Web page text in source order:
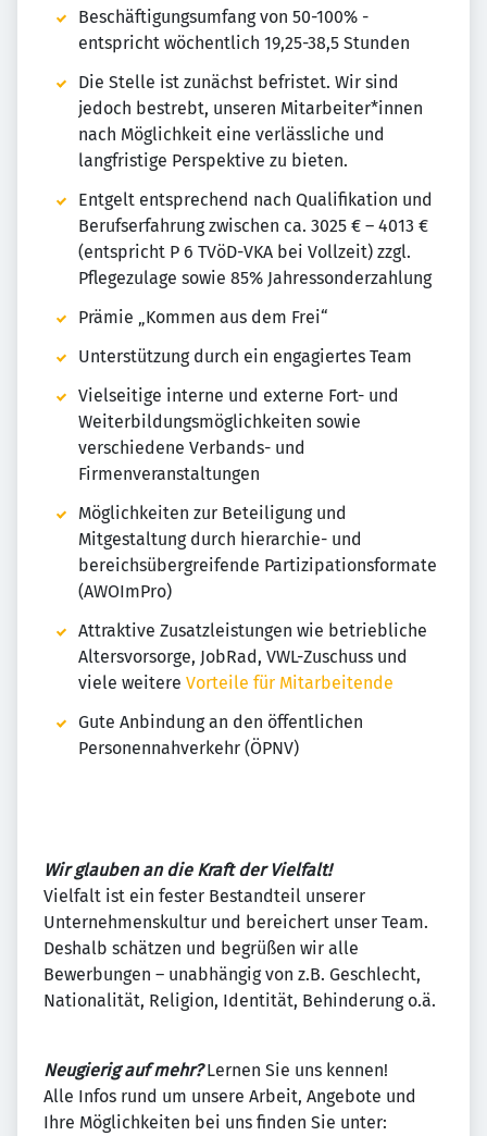
Beschäftigungsumfang von 50-100% -
entspricht wöchentlich 19,25-38,5 Stunden
Die Stelle ist zunächst befristet. Wir sind
jedoch bestrebt, unseren Mitarbeiter*innen
nach Möglichkeit eine verlässliche und
langfristige Perspektive zu bieten.
Entgelt entsprechend nach Qualifikation und
Berufserfahrung zwischen ca. 3025 € – 4013 €
(entspricht P 6 TVöD-VKA bei Vollzeit) zzgl.
Pflegezulage sowie 85% Jahressonderzahlung
Prämie „Kommen aus dem Frei“
Unterstützung durch ein engagiertes Team
Vielseitige interne und externe Fort- und
Weiterbildungsmöglichkeiten sowie
verschiedene Verbands- und
Firmenveranstaltungen
Möglichkeiten zur Beteiligung und
Mitgestaltung durch hierarchie- und
bereichsübergreifende Partizipationsformate
(AWOImPro)
Attraktive Zusatzleistungen wie betriebliche
Altersvorsorge, JobRad, VWL-Zuschuss und
viele weitere Vorteile für Mitarbeitende
Gute Anbindung an den öffentlichen
Personennahverkehr (ÖPNV)
Wir glauben an die Kraft der Vielfalt!
Vielfalt ist ein fester Bestandteil unserer
Unternehmenskultur und bereichert unser Team.
Deshalb schätzen und begrüßen wir alle
Bewerbungen – unabhängig von z.B. Geschlecht,
Nationalität, Religion, Identität, Behinderung o.ä.
Neugierig auf mehr?Lernen Sie uns kennen!
Alle Infos rund um unsere Arbeit, Angebote und
Ihre Möglichkeiten bei uns finden Sie unter: